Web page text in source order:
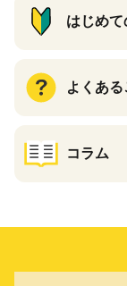
はじめ
よくある
コラム